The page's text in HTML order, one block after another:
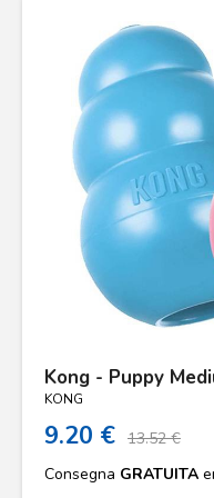
Kong - Puppy
KONG
9.20 € 13.52 €
Consegna GRATUITA